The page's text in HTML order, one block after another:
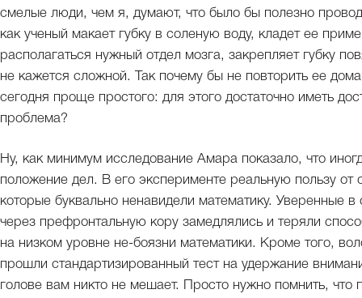
смелые люди, чем я, думают, что было бы полезно
как ученый макает губку в соленую воду, кладет ее
располагаться нужный отдел мозга, закрепляет губку
не кажется сложной. Так почему бы не повторить ее
сегодня проще простого: для этого достаточно иметь
проблема?
Ну, как минимум исследование Амара показало, что
положение дел. В его эксперименте реальную пользу от
которые буквально ненавидели математику. Уверенные
через префронтальную кору замедлялись и теряли
на низком уровне не-боязни математики. Кроме того,
прошли стандартизированный тест на удержание
голове вам никто не мешает. Просто нужно помнить, что